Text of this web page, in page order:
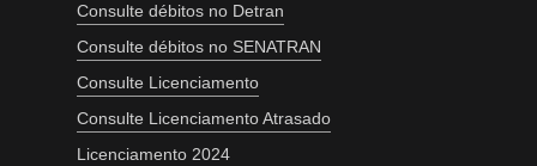
Consulte débitos no Detran
Consulte débitos no SENATRAN
Consulte Licenciamento
Consulte Licenciamento Atrasado
Licenciamento 2024